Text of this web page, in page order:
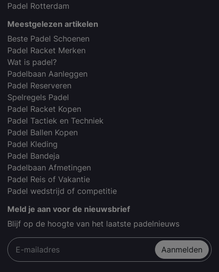
Padel Rotterdam
Meestgelezen artikelen
Beste Padel Schoenen
Padel Racket Merken
Wat is padel?
Padelbaan Aanleggen
Padel Reserveren
Spelregels Padel
Padel Racket Kopen
Padel Tactiek en Techniek
Padel Ballen Kopen
Padel Kleding
Padel Bandeja
Padelbaan Afmetingen
Padel Reis of Vakantie
Padel wedstrijd of competitie
Meld je aan voor de nieuwsbrief
Blijf op de hoogte van het laatste padelnieuws
Aanmelden